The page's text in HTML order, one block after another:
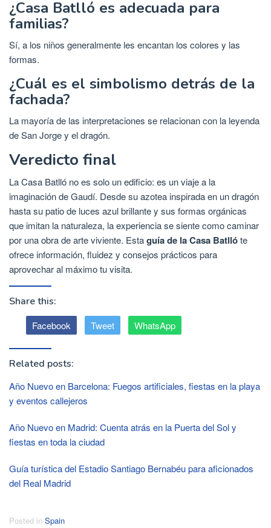
¿Casa Batlló es adecuada para
familias?
Sí, a los niños generalmente les encantan los colores y las
formas.
¿Cuál es el simbolismo detrás de la
fachada?
La mayoría de las interpretaciones se relacionan con la leyenda
de San Jorge y el dragón.
Veredicto final
La Casa Batlló no es solo un edificio: es un viaje a la
imaginación de Gaudí. Desde su azotea inspirada en un dragón
hasta su patio de luces azul brillante y sus formas orgánicas
que imitan la naturaleza, la experiencia se siente como caminar
por una obra de arte viviente. Estaguía de la Casa Batllóte
ofrece información, fluidez y consejos prácticos para
aprovechar al máximo tu visita.
Share this:
Facebook Tweet WhatsApp
Related posts:
Año Nuevo en Barcelona: Fuegos artificiales, fiestas en la playa
y eventos callejeros
Año Nuevo en Madrid: Cuenta atrás en la Puerta del Sol y
fiestas en toda la ciudad
Guía turística del Estadio Santiago Bernabéu para aficionados
del Real Madrid
Posted in Spain